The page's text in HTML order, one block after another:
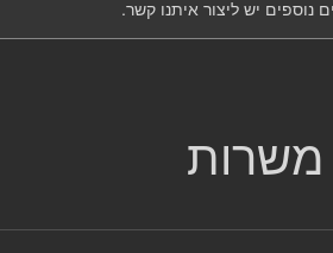
נוספים יש ליצור איתנו קשר.
משרות